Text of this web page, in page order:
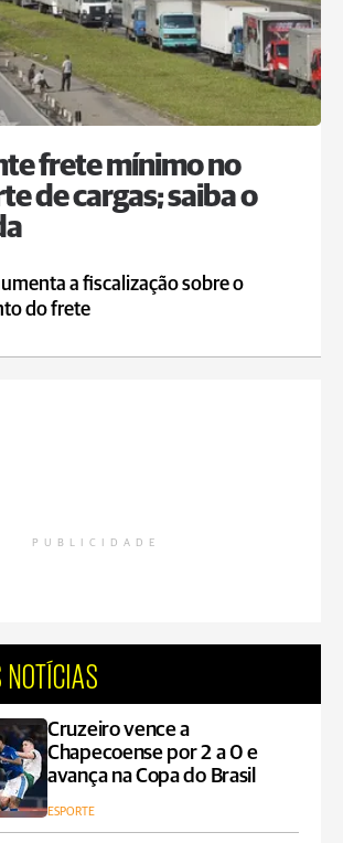
frete mínimo no
de cargas; saiba o
a fiscalização sobre o
do frete
PUBLICIDADE
Cruzeiro vence a
Chapecoense por 2 a 0 e
avança na Copa do Brasil
ESPORTE